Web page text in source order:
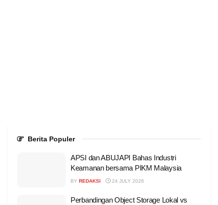
Berita Populer
APSI dan ABUJAPI Bahas Industri
Keamanan bersama PIKM Malaysia
BY REDAKSI 24 JULY 2026
Perbandingan Object Storage Lokal vs